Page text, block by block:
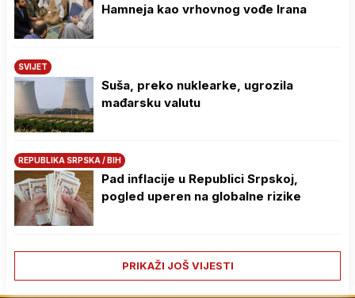
Hamneja kao vrhovnog vođe Irana
SVIJET
Suša, preko nuklearke, ugrozila
mađarsku valutu
REPUBLIKA SRPSKA / BIH
Pad inflacije u Republici Srpskoj,
pogled uperen na globalne rizike
PRIKAŽI JOŠ VIJESTI